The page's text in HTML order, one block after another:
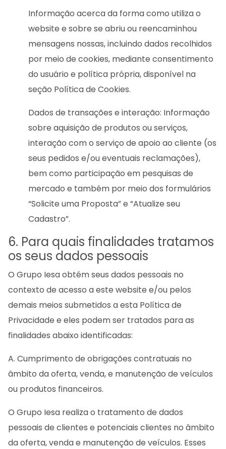
Informação acerca da forma como utiliza o
website e sobre se abriu ou reencaminhou
mensagens nossas, incluindo dados recolhidos
por meio de cookies, mediante consentimento
do usuário e política própria, disponível na
seção Política de Cookies.
Dados de transações e interação: Informação
sobre aquisição de produtos ou serviços,
interação com o serviço de apoio ao cliente (os
seus pedidos e/ou eventuais reclamações),
bem como participação em pesquisas de
mercado e também por meio dos formulários
“Solicite uma Proposta” e “Atualize seu
Cadastro”.
6. Para quais finalidades tratamos
os seus dados pessoais
O Grupo Iesa obtém seus dados pessoais no
contexto de acesso a este website e/ou pelos
demais meios submetidos a esta Política de
Privacidade e eles podem ser tratados para as
finalidades abaixo identificadas:
A. Cumprimento de obrigações contratuais no
âmbito da oferta, venda, e manutenção de veículos
ou produtos financeiros.
O Grupo Iesa realiza o tratamento de dados
pessoais de clientes e potenciais clientes no âmbito
da oferta, venda e manutenção de veículos. Esses